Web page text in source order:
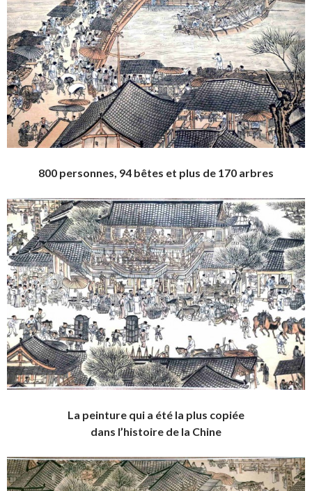
800 personnes, 94 bêtes et plus de 170 arbres
La peinture qui a été la plus copiée
dans l’histoire de la Chine